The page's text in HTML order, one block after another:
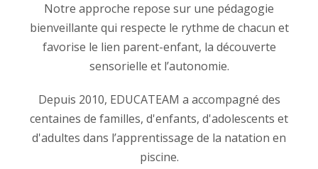
Notre approche repose sur une pédagogie
bienveillante qui respecte le rythme de chacun et
favorise le lien parent-enfant, la découverte
sensorielle et l’autonomie.
Depuis 2010, EDUCATEAM a accompagné des
centaines de familles, d'enfants, d'adolescents et
d'adultes dans l’apprentissage de la natation en
piscine.